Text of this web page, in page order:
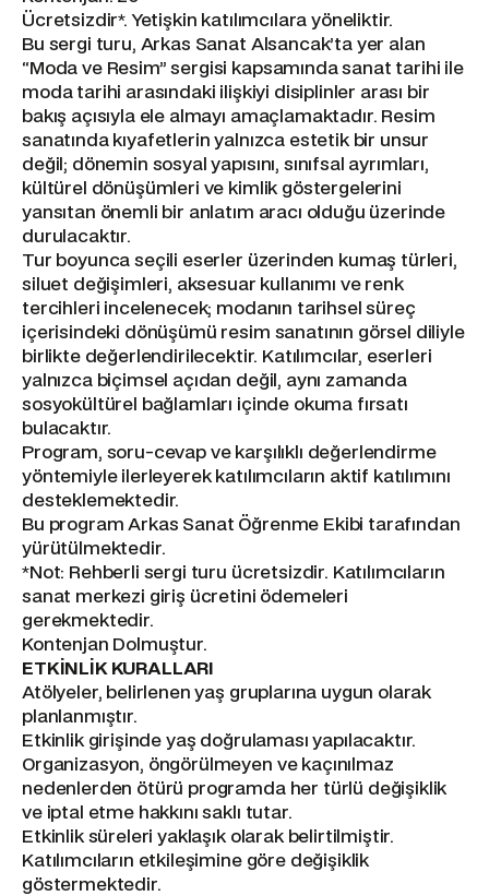
Ücretsizdir*. Yetişkin katılımcılara yöneliktir.
Bu sergi turu, Arkas Sanat Alsancak’ta yer alan
“Moda ve Resim” sergisi kapsamında sanat tarihi ile
moda tarihi arasındaki ilişkiyi disiplinler arası bir
bakış açısıyla ele almayı amaçlamaktadır. Resim
sanatında kıyafetlerin yalnızca estetik bir unsur
değil; dönemin sosyal yapısını, sınıfsal ayrımları,
kültürel dönüşümleri ve kimlik göstergelerini
yansıtan önemli bir anlatım aracı olduğu üzerinde
durulacaktır.
Tur boyunca seçili eserler üzerinden kumaş türleri,
siluet değişimleri, aksesuar kullanımı ve renk
tercihleri incelenecek; modanın tarihsel süreç
içerisindeki dönüşümü resim sanatının görsel diliyle
birlikte değerlendirilecektir. Katılımcılar, eserleri
yalnızca biçimsel açıdan değil, aynı zamanda
sosyokültürel bağlamları içinde okuma fırsatı
bulacaktır.
Program, soru-cevap ve karşılıklı değerlendirme
yöntemiyle ilerleyerek katılımcıların aktif katılımını
desteklemektedir.
Bu program Arkas Sanat Öğrenme Ekibi tarafından
yürütülmektedir.
*Not: Rehberli sergi turu ücretsizdir. Katılımcıların
sanat merkezi giriş ücretini ödemeleri
gerekmektedir.
Kontenjan Dolmuştur.
ETKİNLİK KURALLARI
Atölyeler, belirlenen yaş gruplarına uygun olarak
planlanmıştır.
Etkinlik girişinde yaş doğrulaması yapılacaktır.
Organizasyon, öngörülmeyen ve kaçınılmaz
nedenlerden ötürü programda her türlü değişiklik
ve iptal etme hakkını saklı tutar.
Etkinlik süreleri yaklaşık olarak belirtilmiştir.
Katılımcıların etkileşimine göre değişiklik
göstermektedir.